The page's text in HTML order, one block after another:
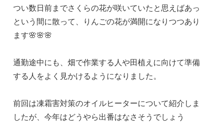
つい数日前までさくらの花が咲いていたと思えばあっ
という間に散って、りんごの花が満開になりつつあり
ます🌸🌸🌸
通勤途中にも、畑で作業する人や田植えに向けて準備
する人をよく見かけるようになりました。
前回は凍霜害対策のオイルヒーターについて紹介しま
したが、今年はどうやら出番はなさそうでしょう